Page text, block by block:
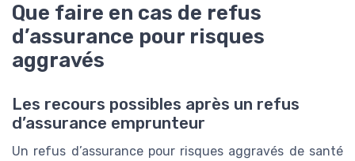
Que faire en cas de refus
d’assurance pour risques
aggravés
Les recours possibles après un refus
d’assurance emprunteur
Un refus d’assurance pour risques aggravés de santé